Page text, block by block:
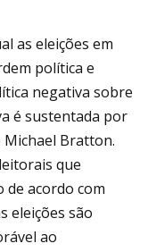
as eleições em
política e
negativa sobre
é sustentada por
Michael Bratton.
que
acordo com
eleições são
ao